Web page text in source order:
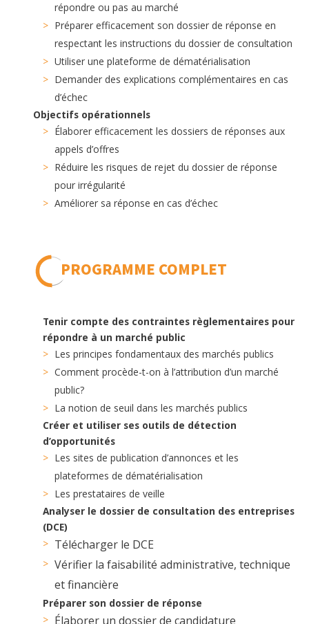
répondre ou pas au marché
Préparer efficacement son dossier de réponse en
respectant les instructions du dossier de consultation
Utiliser une plateforme de dématérialisation
Demander des explications complémentaires en cas
d’échec
Objectifs opérationnels
Élaborer efficacement les dossiers de réponses aux
appels d’offres
Réduire les risques de rejet du dossier de réponse
pour irrégularité
Améliorer sa réponse en cas d’échec
PROGRAMME COMPLET
Tenir compte des contraintes règlementaires pour
répondre à un marché public
Les principes fondamentaux des marchés publics
Comment procède-t-on à l’attribution d’un marché
public?
La notion de seuil dans les marchés publics
Créer et utiliser ses outils de détection
d’opportunités
Les sites de publication d’annonces et les
plateformes de dématérialisation
Les prestataires de veille
Analyser le dossier de consultation des entreprises
(DCE)
Télécharger le DCE
Vérifier la faisabilité administrative, technique
et financière
Préparer son dossier de réponse
Élaborer un dossier de candidature